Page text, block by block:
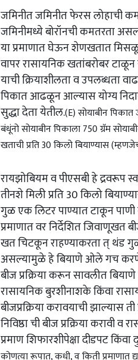
जमिनीत जमिनीत फेरस लोहाची
जमिनीमध्ये बोरॉनची कमतरता
या प्रमाणात घेऊन शेणखतात मिसळून
वापर रासायनिक खतांबरोबर
याची क्रियाशीलता व उपलब्धता
पिकात आढळून आल्यास योग्य
सुद्धा देता येतील.(E) सोयाबीन
बंधूंनो सोयाबीन पिकाला 750 ग्रॅम
खताची प्रति 30 किलो बियाण्यास
रायझोबियम व पीएसबी हे द्रवरूप
तीनशे मिली प्रति 30 किलो
गुळ एक लिटर पाण्यात टाकून
प्रमाणात वर निर्देशित जिवाणूखत
खत चिटकून राहण्याकरता त् थंड
असल्यामुळे हे बियाणे ओले गच करणे
बीज प्रक्रिया करून सावलीत
रासायनिक बुरशीनाशके किंवा
बीजप्रक्रिया करावयाची झाल्यास
निविष्ठा ची बीज प्रक्रिया करावी
प्रमाण शिफारशीपेक्षा दीडपट किंवा
कोणत्या रूपात, कधी, व किती प्रमाणात